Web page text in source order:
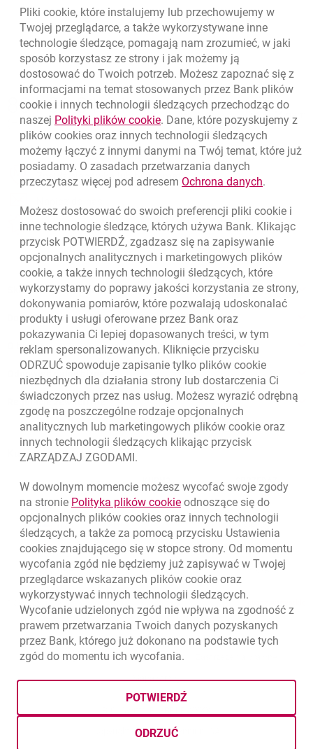
Nawigacja dolna
Zadzwoń do nas
801 31 31 31
(+48) 22 598 41 61
Migam
Znajdź placówkę lub bankomat otwiera się w nowej karcie
Oceń nas otwiera się w nowej karcie
Skontaktuj się z Doradcą
Dodatkowe produkty i usługi
O banku
Kursy wymiany walut
Kursy wymiany walut. Data aktualizacji: 7.08.2026, 12:53:25
WALUTA KUPNO SPRZEDAŻ
EUR 4.1346 4.4568
USD 3.8493
CHF 4.4312 4.7764
GBP 4.822 5.1978
7.08.2026, 12:53:25
Odpowiedzialny biznes
Regulacje zewnętrzne
Ochrona danychotwiera się w nowej karcie
Ustawieniacookies
Mapa stronyotwiera się w nowej karcie
© Bank Millennium SA
Pliki cookie, które instalujemy lub przechowujemy w
Twojej przeglądarce, a także wykorzystywane inne
technologie śledzące, pomagają nam zrozumieć, w jaki
sposób korzystasz ze strony i jak możemy ją
dostosować do Twoich potrzeb. Możesz zapoznać się z
informacjami na temat stosowanych przez Bank plików
cookie i innych technologii śledzących przechodząc do
naszej Polityki plików cookielink otwiera się w nowym oknie
. Dane, które pozyskujemy z
plików cookies oraz innych technologii śledzących
możemy łączyć z innymi danymi na Twój temat, które już
posiadamy. O zasadach przetwarzania danych
przeczytasz więcej pod adresem Ochrona danychlink
.
Możesz dostosować do swoich preferencji pliki cookie i
inne technologie śledzące, których używa Bank. Klikając
przycisk POTWIERDŹ, zgadzasz się na zapisywanie
opcjonalnych analitycznych i marketingowych plików
cookie, a także innych technologii śledzących, które
wykorzystamy do poprawy jakości korzystania ze strony,
dokonywania pomiarów, które pozwalają udoskonalać
produkty i usługi oferowane przez Bank oraz
pokazywania Ci lepiej dopasowanych treści, w tym
reklam spersonalizowanych. Kliknięcie przycisku
ODRZUĆ spowoduje zapisanie tylko plików cookie
niezbędnych dla działania strony lub dostarczenia Ci
świadczonych przez nas usług. Możesz wyrazić odrębną
zgodę na poszczególne rodzaje opcjonalnych
analitycznych lub marketingowych plików cookie oraz
innych technologii śledzących klikając przycisk
ZARZĄDZAJ ZGODAMI.
W dowolnym momencie możesz wycofać swoje zgody
na stronie Polityka plików cookielink otwiera się w nowym
odnoszące się do
opcjonalnych plików cookies oraz innych technologii
śledzących, a także za pomocą przycisku Ustawienia
cookies znajdującego się w stopce strony. Od momentu
wycofania zgód nie będziemy już zapisywać w Twojej
przeglądarce wskazanych plików cookie oraz
wykorzystywać innych technologii śledzących.
Wycofanie udzielonych zgód nie wpływa na zgodność z
prawem przetwarzania Twoich danych pozyskanych
przez Bank, którego już dokonano na podstawie tych
zgód do momentu ich wycofania.
ODRZUĆ
POTWIERDŹ